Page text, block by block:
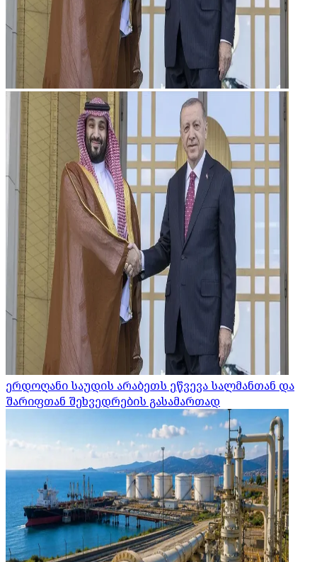
ერდოღანი საუდის არაბეთს ეწვევა სალმანთან და
შარიფთან შეხვედრების გასამართად